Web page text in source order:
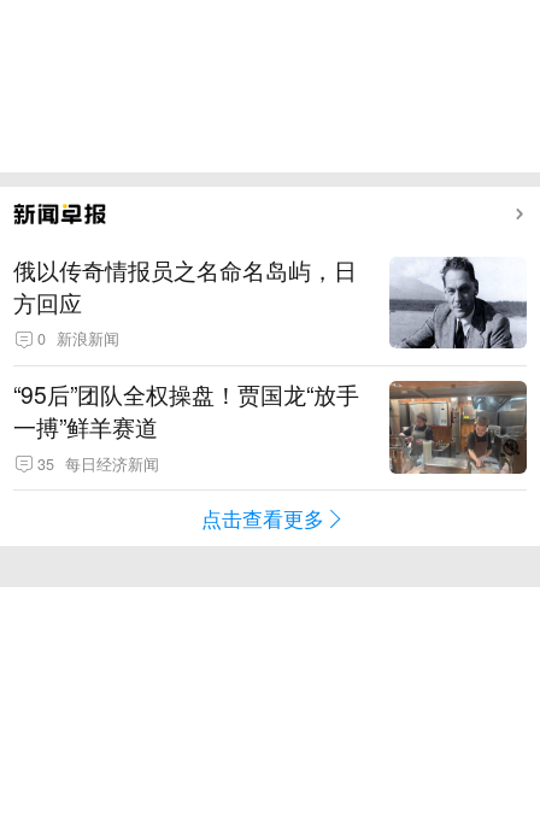
俄以传奇情报员之名命名岛屿，日
方回应
0 新浪新闻
“95后”团队全权操盘！贾国龙“放手
一搏”鲜羊赛道
35 每日经济新闻
点击查看更多